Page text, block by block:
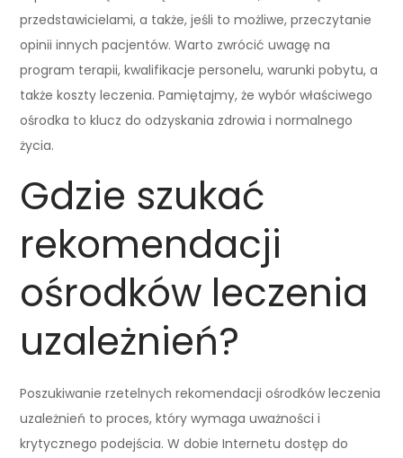
przedstawicielami, a także, jeśli to możliwe, przeczytanie
opinii innych pacjentów. Warto zwrócić uwagę na
program terapii, kwalifikacje personelu, warunki pobytu, a
także koszty leczenia. Pamiętajmy, że wybór właściwego
ośrodka to klucz do odzyskania zdrowia i normalnego
życia.
Gdzie szukać
rekomendacji
ośrodków leczenia
uzależnień?
Poszukiwanie rzetelnych rekomendacji ośrodków leczenia
uzależnień to proces, który wymaga uważności i
krytycznego podejścia. W dobie Internetu dostęp do